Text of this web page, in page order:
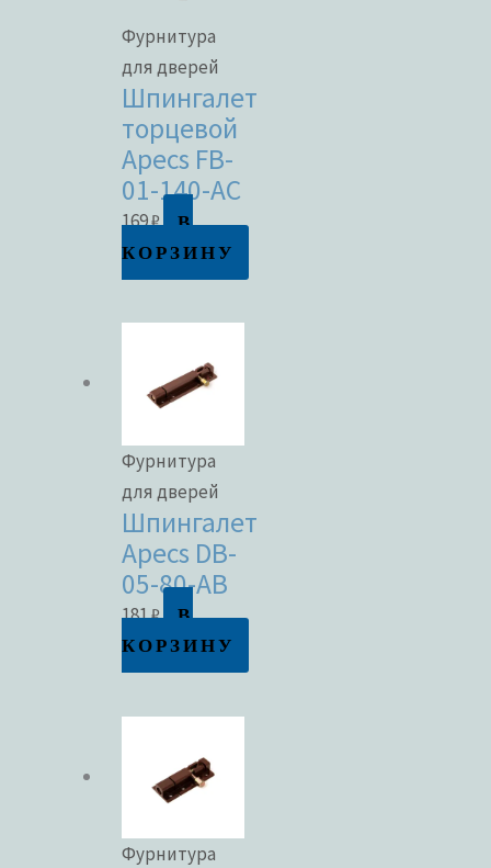
Фурнитура
для дверей
Шпингалет
торцевой
Apecs FB-
01-140-AC
169₽
В
КОРЗИНУ
Фурнитура
для дверей
Шпингалет
Apecs DB-
05-80-AB
181₽
В
КОРЗИНУ
Фурнитура